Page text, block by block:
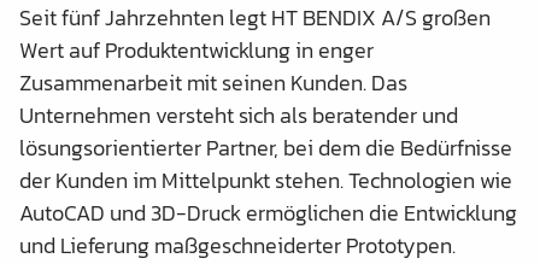
Seit fünf Jahrzehnten legt HT BENDIX A/S großen
Wert auf Produktentwicklung in enger
Zusammenarbeit mit seinen Kunden. Das
Unternehmen versteht sich als beratender und
lösungsorientierter Partner, bei dem die Bedürfnisse
der Kunden im Mittelpunkt stehen. Technologien wie
AutoCAD und 3D-Druck ermöglichen die Entwicklung
und Lieferung maßgeschneiderter Prototypen.